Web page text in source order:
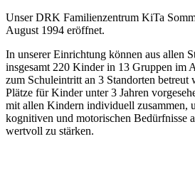
Unser DRK Familienzentrum KiTa
August 1994 eröffnet.
In unserer Einrichtung können aus allen
insgesamt 220 Kinder in 13 Gruppen im
zum Schuleintritt an 3 Standorten betreut
Plätze für Kinder unter 3 Jahren
mit allen Kindern individuell zusammen,
kognitiven und motorischen Bedürfnisse
wertvoll zu stärken.